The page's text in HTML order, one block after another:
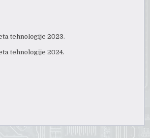
tehnologije 2023.
tehnologije 2024.